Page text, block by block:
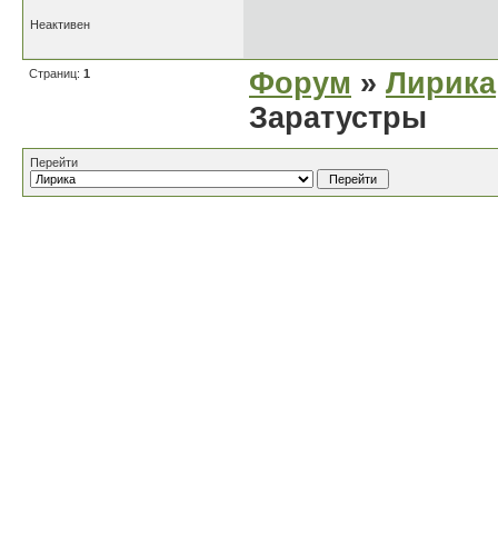
Неактивен
Страниц: 1 Форум » Лирика
Заратустры
Перейти